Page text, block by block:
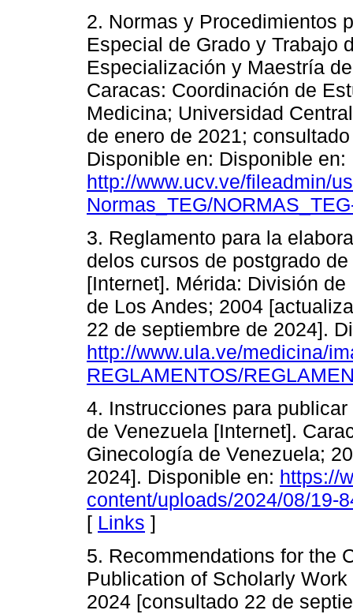
2. Normas y Procedimientos
Especial de Grado y Trabajo
Especialización y Maestría
Caracas: Coordinación de
Medicina; Universidad
de enero de 2021;
Disponible en: Disponible en:
http://www.ucv.ve/fileadmin/
Normas_TEG/
3. Reglamento para la
delos cursos de postgrado
[Internet]. Mérida: División
de Los Andes; 2004
22 de septiembre de 2024].
http://www.ula.ve/medicina/
REGLAMENTOS/
4. Instrucciones para
de Venezuela [Internet].
Ginecología de Venezuela;
2024]. Disponible en: https://
content/uploads/2024/08/19-
[ Links ]
5. Recommendations for the
Publication of Scholarly
2024 [consultado 22 de